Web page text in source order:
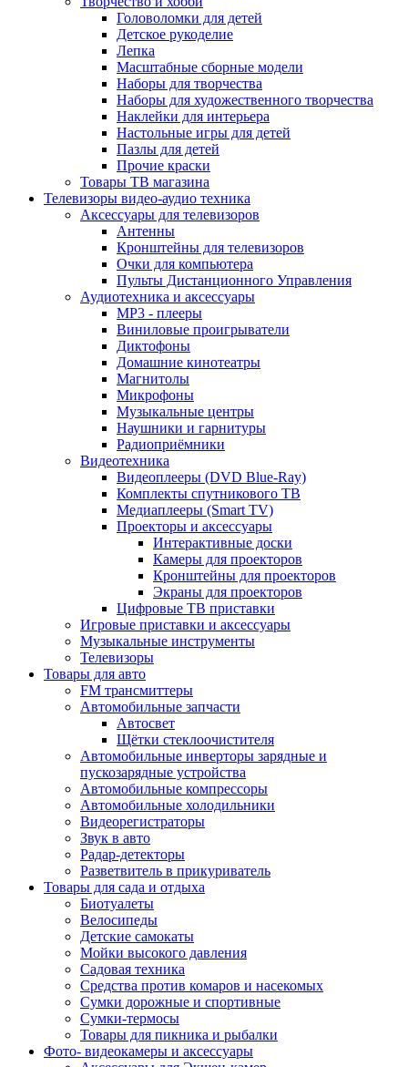
Головоломки для детей
Детское рукоделие
Лепка
Масштабные сборные модели
Наборы для творчества
Наборы для художественного творчества
Наклейки для интерьера
Настольные игры для детей
Пазлы для детей
Прочие краски
Товары ТВ магазина
Телевизоры видео-аудио техника
Аксессуары для телевизоров
Антенны
Кронштейны для телевизоров
Очки для компьютера
Пульты Дистанционного Управления
Аудиотехника и аксессуары
MP3 - плееры
Виниловые проигрыватели
Диктофоны
Домашние кинотеатры
Магнитолы
Микрофоны
Музыкальные центры
Наушники и гарнитуры
Радиоприёмники
Видеотехника
Видеоплееры (DVD Blue-Ray)
Комплекты спутникового ТВ
Медиаплееры (Smart TV)
Проекторы и аксессуары
Интерактивные доски
Камеры для проекторов
Кронштейны для проекторов
Экраны для проекторов
Цифровые ТВ приставки
Игровые приставки и аксессуары
Музыкальные инструменты
Телевизоры
Товары для авто
FM трансмиттеры
Автомобильные запчасти
Автосвет
Щётки стеклоочистителя
Автомобильные инверторы зарядные и
пускозарядные устройства
Автомобильные компрессоры
Автомобильные холодильники
Видеорегистраторы
Звук в авто
Радар-детекторы
Разветвитель в прикуриватель
Товары для сада и отдыха
Биотуалеты
Велосипеды
Детские самокаты
Мойки высокого давления
Садовая техника
Средства против комаров и насекомых
Сумки дорожные и спортивные
Сумки-термосы
Товары для пикника и рыбалки
Фото- видеокамеры и аксессуары